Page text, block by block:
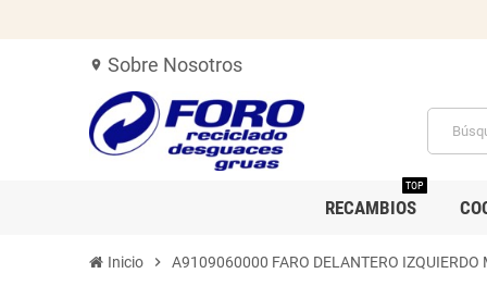
location_on Sobre Nosotros
RECAMBIOS
TOP
Inicio chevron_right A9109060000 FARO DELANTERO IZQUIERDO